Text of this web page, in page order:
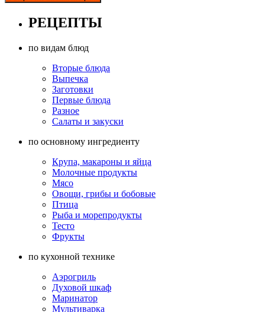
РЕЦЕПТЫ
по видам блюд
Вторые блюда
Выпечка
Заготовки
Первые блюда
Разное
Салаты и закуски
по основному ингредиенту
Крупа, макароны и яйца
Молочные продукты
Мясо
Овощи, грибы и бобовые
Птица
Рыба и морепродукты
Тесто
Фрукты
по кухонной технике
Аэрогриль
Духовой шкаф
Маринатор
Мультиварка